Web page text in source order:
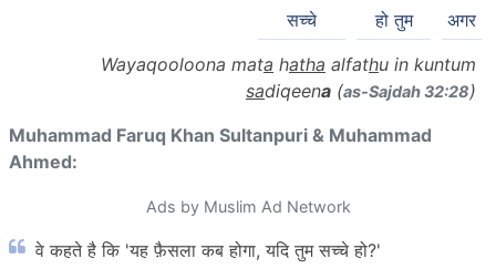
अगर
हो तुम
सच्चे
Wayaqooloona mata hatha alfathu in kuntum
sadiqeena (as-Sajdah 32:28)
Muhammad Faruq Khan Sultanpuri & Muhammad
Ahmed:
Ads by Muslim Ad Network
वे कहते है कि 'यह फ़ैसला कब होगा, यदि तुम सच्चे हो?'